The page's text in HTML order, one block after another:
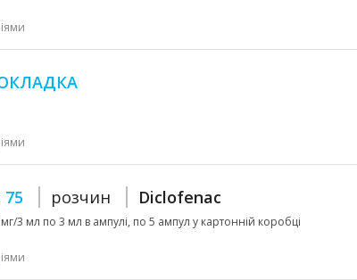
розчин Diclofenac
3 мл по 3 мл в ампулі, по 5 ампул у картонній коробці